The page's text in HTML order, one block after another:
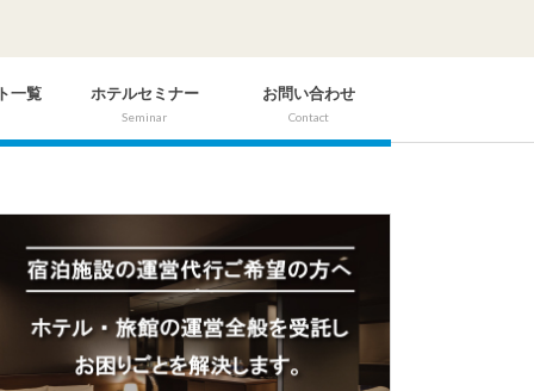
一覧 ホテルセミナー
Seminar
お問い合わせ
Contact